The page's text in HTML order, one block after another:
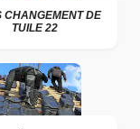
CHANGEMENT DE
TUILE 22